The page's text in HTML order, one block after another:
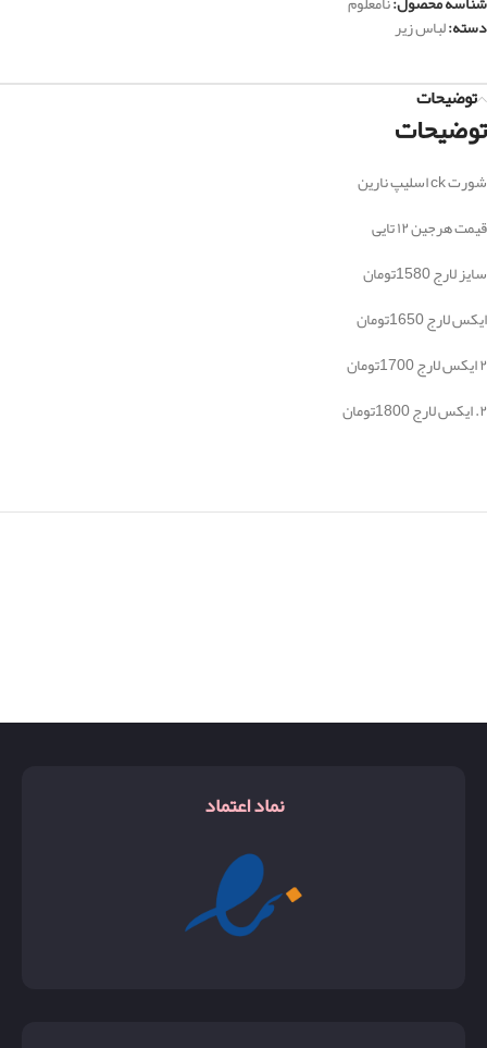
دسته:لباس زیر
توضیحات
توضیحات
شورت ck اسلیپ نارین
قیمت هرجین ۱۲ تایی
سایز لارج 1580تومان
ایکس لارج 1650تومان
۲ ایکس لارج 1700تومان
۲. ایکس لارج 1800تومان
نماد اعتماد